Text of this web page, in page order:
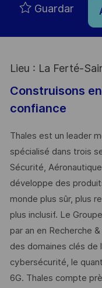
Guardar
Lieu : La Ferté-
Construisons
confiance
Thales est un leader
spécialisé dans trois
Sécurité,
développe des
monde plus sûr, plus
plus inclusif. Le
par an en Recherche
des domaines clés de
cybersécurité, le
6G. Thales compte